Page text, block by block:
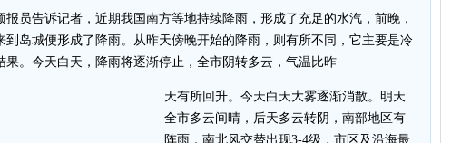
告诉记者，近期我国南方等地持续降雨，形成了充足的水汽，前晚，
到岛城便形成了降雨。从昨天傍晚开始的降雨，则有所不同，它主要是冷
果。今天白天，降雨将逐渐停止，全市阴转多云，气温比昨
天有所回升。今天白天大雾逐渐消散。明天
全市多云间晴，后天多云转阴，南部地区有
阵雨，南北风交替出现3-4级，市区及沿海最